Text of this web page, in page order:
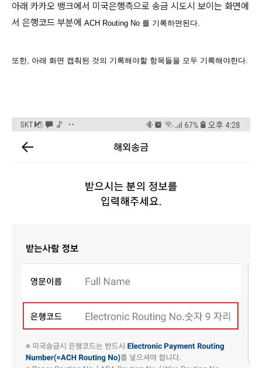
아래 카카오 뱅크에서 미국은행측으로 송금 시도시 보이는 화면에
서 은행코드 부분에 ACH Routing No 를 기록하면된다.
또한, 아래 화면 캡춰된 것의 기록해야할 항목들을 모두 기록해야한다.